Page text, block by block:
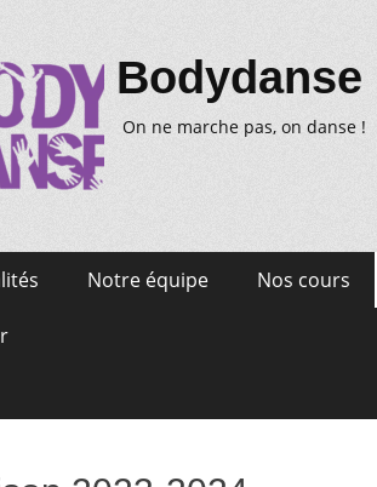
Bodydanse
On ne marche pas, on danse !
Notre équipe Nos cours